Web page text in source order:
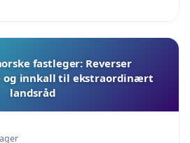
fastleger: Reverser
og innkall til ekstraordinært
landsråd